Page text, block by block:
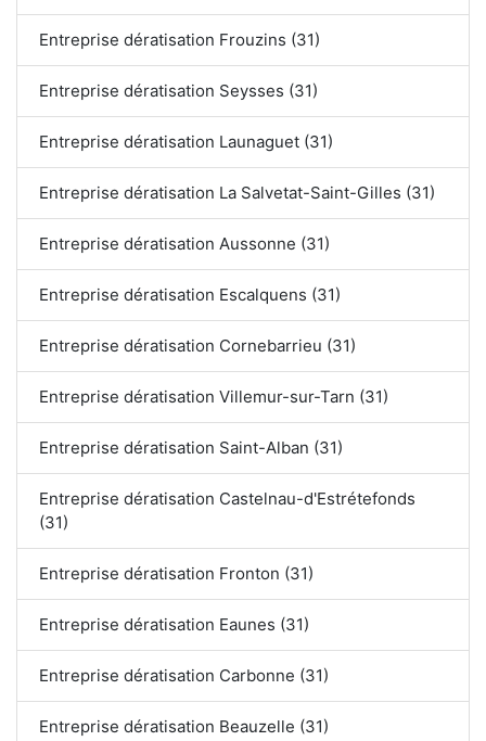
Entreprise dératisation Frouzins (31)
Entreprise dératisation Seysses (31)
Entreprise dératisation Launaguet (31)
Entreprise dératisation La Salvetat-Saint-Gilles (31)
Entreprise dératisation Aussonne (31)
Entreprise dératisation Escalquens (31)
Entreprise dératisation Cornebarrieu (31)
Entreprise dératisation Villemur-sur-Tarn (31)
Entreprise dératisation Saint-Alban (31)
Entreprise dératisation Castelnau-d'Estrétefonds
(31)
Entreprise dératisation Fronton (31)
Entreprise dératisation Eaunes (31)
Entreprise dératisation Carbonne (31)
Entreprise dératisation Beauzelle (31)